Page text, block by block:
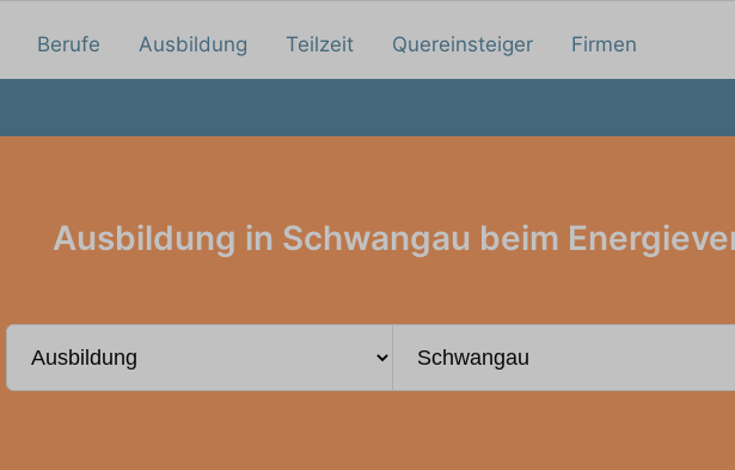
Berufe Ausbildung Teilzeit Quereinsteiger Firmen
Ausbildung in Schwangau beim